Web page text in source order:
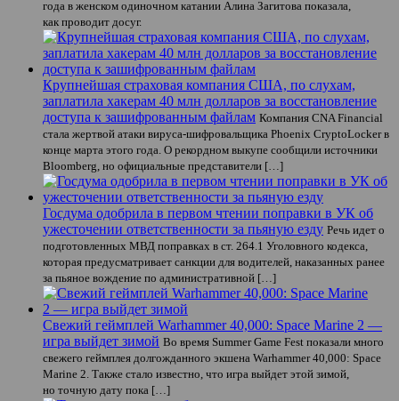
года в женском одиночном катании Алина Загитова показала,
как проводит досуг.
Крупнейшая страховая компания США, по слухам,
заплатила хакерам 40 млн долларов за восстановление
доступа к зашифрованным файлам Компания CNA Financial
стала жертвой атаки вируса-шифровальщика Phoenix CryptoLocker в
конце марта этого года. О рекордном выкупе сообщили источники
Bloomberg, но официальные представители […]
Госдума одобрила в первом чтении поправки в УК об
ужесточении ответственности за пьяную езду Речь идет о
подготовленных МВД поправках в ст. 264.1 Уголовного кодекса,
которая предусматривает санкции для водителей, наказанных ранее
за пьяное вождение по административной […]
Свежий геймплей Warhammer 40,000: Space Marine 2 —
игра выйдет зимой Во время Summer Game Fest показали много
свежего геймплея долгожданного экшена Warhammer 40,000: Space
Marine 2. Также стало известно, что игра выйдет этой зимой,
но точную дату пока […]